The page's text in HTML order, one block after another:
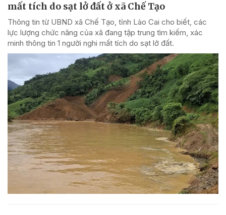
mất tích do sạt lở đất ở xã Chế Tạo
Thông tin từ UBND xã Chế Tạo, tỉnh Lào Cai cho biết, các
lực lượng chức năng của xã đang tập trung tìm kiếm, xác
minh thông tin 1 người nghi mất tích do sạt lở đất.